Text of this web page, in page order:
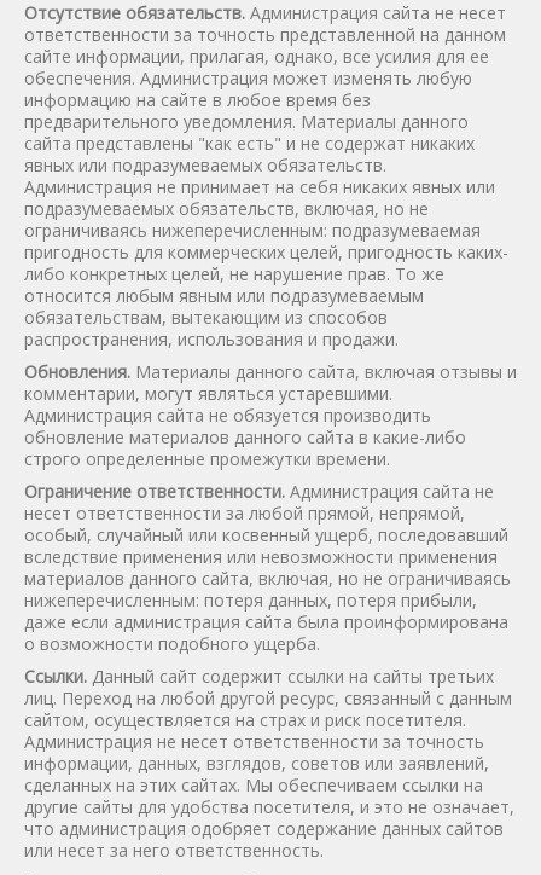
Отсутствие обязательств. Администрация сайта не несет
ответственности за точность представленной на данном
сайте информации, прилагая, однако, все усилия для ее
обеспечения. Администрация может изменять любую
информацию на сайте в любое время без
предварительного уведомления. Материалы данного
сайта представлены "как есть" и не содержат никаких
явных или подразумеваемых обязательств.
Администрация не принимает на себя никаких явных или
подразумеваемых обязательств, включая, но не
ограничиваясь нижеперечисленным: подразумеваемая
пригодность для коммерческих целей, пригодность каких-
либо конкретных целей, не нарушение прав. То же
относится любым явным или подразумеваемым
обязательствам, вытекающим из способов
распространения, использования и продажи.
Обновления. Материалы данного сайта, включая отзывы и
комментарии, могут являться устаревшими.
Администрация сайта не обязуется производить
обновление материалов данного сайта в какие-либо
строго определенные промежутки времени.
Ограничение ответственности. Администрация сайта не
несет ответственности за любой прямой, непрямой,
особый, случайный или косвенный ущерб, последовавший
вследствие применения или невозможности применения
материалов данного сайта, включая, но не ограничиваясь
нижеперечисленным: потеря данных, потеря прибыли,
даже если администрация сайта была проинформирована
о возможности подобного ущерба.
Ссылки. Данный сайт содержит ссылки на сайты третьих
лиц. Переход на любой другой ресурс, связанный с данным
сайтом, осуществляется на страх и риск посетителя.
Администрация не несет ответственности за точность
информации, данных, взглядов, советов или заявлений,
сделанных на этих сайтах. Мы обеспечиваем ссылки на
другие сайты для удобства посетителя, и это не означает,
что администрация одобряет содержание данных сайтов
или несет за него ответственность.